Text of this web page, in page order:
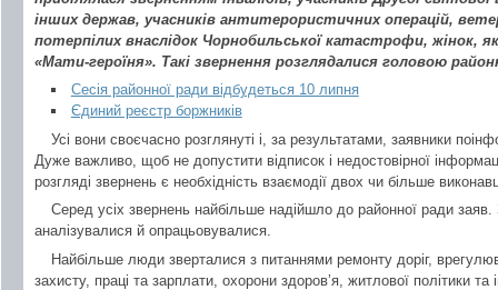
інших держав, учасників антитерористичних операцій,
потерпілих внаслідок Чорнобильської катастрофи, жінок,
«Мати-героїня». Такі звернення розглядалися головою
Сесія районної ради відбудеться 10 липня
Єдиний реєстр боржників
Усі вони своєчасно розглянуті і, за результатами, заявники
Дуже важливо, щоб не допустити відписок і недостовірної
розгляді звернень є необхідність взаємодії двох чи більше
Серед усіх звернень найбільше надійшло до районної ради
аналізувалися й опрацьовувалися.
Найбільше люди зверталися з питаннями ремонту доріг,
захисту, праці та зарплати, охорони здоров’я, житлової політики та